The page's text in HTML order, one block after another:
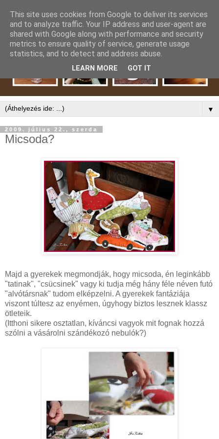
▼
2009. július 22., szerda
Micsoda?
Majd a gyerekek megmondják, hogy micsoda, én leginkább
"tatinak", "csücsinek" vagy ki tudja még hány féle néven futó
"alvótársnak" tudom elképzelni. A gyerekek fantáziája
viszont túltesz az enyémen, úgyhogy biztos lesznek klassz
ötleteik.
(Itthoni sikere osztatlan, kíváncsi vagyok mit fognak hozzá
szólni a vásárolni szándékozó nebulók?)
This site uses cookies from Google to deliver its services
and to analyze traffic. Your IP address and user-agent are
shared with Google along with performance and security
metrics to ensure quality of service, generate usage
statistics, and to detect and address abuse.
LEARN MORE GOT IT